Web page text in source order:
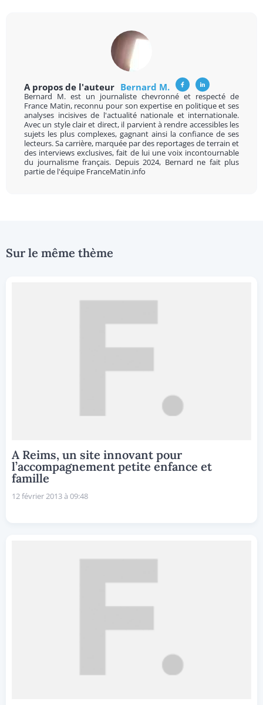
A propos de l'auteur Bernard M.
Bernard M. est un journaliste chevronné et respecté de
France Matin, reconnu pour son expertise en politique et ses
analyses incisives de l'actualité nationale et internationale.
Avec un style clair et direct, il parvient à rendre accessibles les
sujets les plus complexes, gagnant ainsi la confiance de ses
lecteurs. Sa carrière, marquée par des reportages de terrain et
des interviews exclusives, fait de lui une voix incontournable
du journalisme français. Depuis 2024, Bernard ne fait plus
partie de l'équipe FranceMatin.info
Sur le même thème
A Reims, un site innovant pour
l’accompagnement petite enfance et
famille
12 février 2013 à 09:48